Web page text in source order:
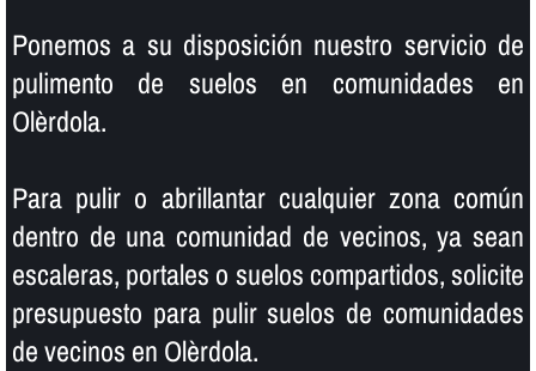
Ponemos a su disposición nuestro servicio de
pulimento de suelos en comunidades en
Olèrdola.
Para pulir o abrillantar cualquier zona común
dentro de una comunidad de vecinos, ya sean
escaleras, portales o suelos compartidos, solicite
presupuesto para pulir suelos de comunidades
de vecinos en Olèrdola.